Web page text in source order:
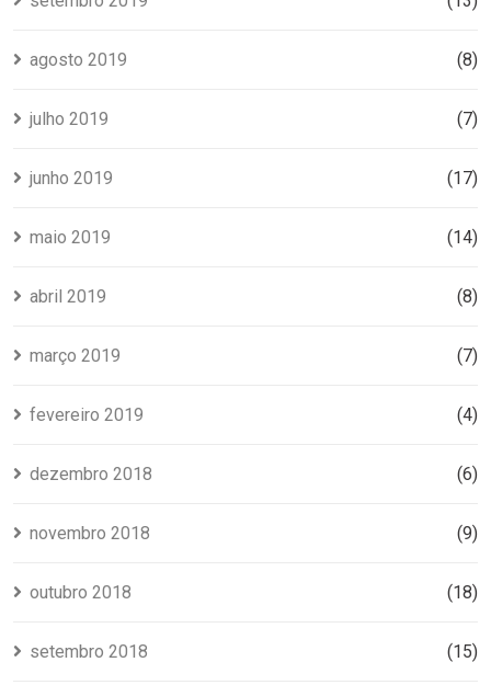
agosto 2019 (8)
julho 2019 (7)
junho 2019 (17)
maio 2019 (14)
abril 2019 (8)
março 2019 (7)
fevereiro 2019 (4)
dezembro 2018 (6)
novembro 2018 (9)
outubro 2018 (18)
setembro 2018 (15)